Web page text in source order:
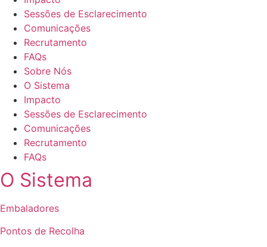
Sessões de Esclarecimento
Comunicações
Recrutamento
FAQs
Sobre Nós
O Sistema
Impacto
Sessões de Esclarecimento
Comunicações
Recrutamento
FAQs
O Sistema
Embaladores
Pontos de Recolha